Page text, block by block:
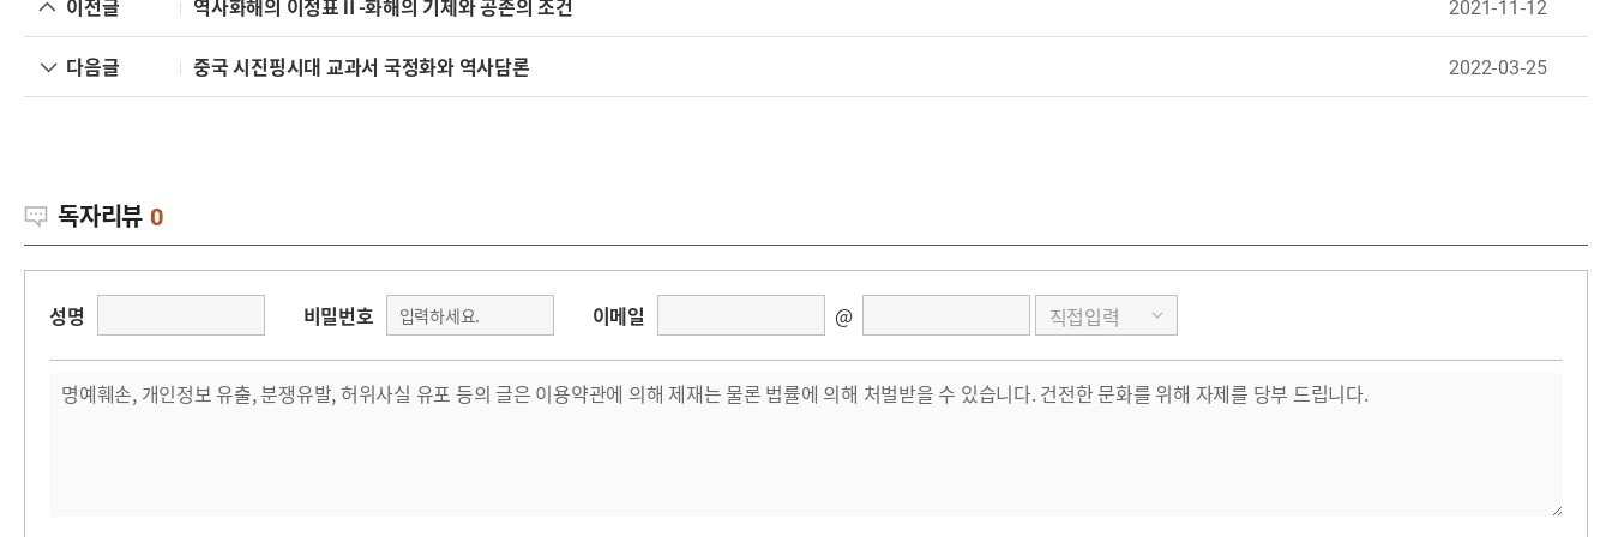
이전글 역사화해의 이정표Ⅱ-화해의 기제와 공존의 조건 2021-11-12
다음글 중국 시진핑시대 교과서 국정화와 역사담론 2022-03-25
독자리뷰 0
성명 비밀번호 이메일 @